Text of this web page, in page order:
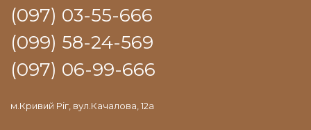
(097) 03-55-666
(099) 58-24-569
(097) 06-99-666
м.Кривий Ріг, вул.Качалова, 12а